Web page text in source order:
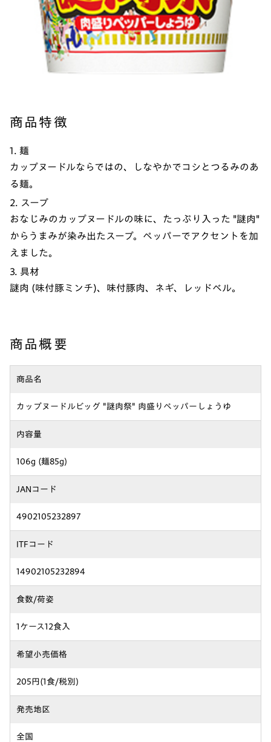
商品特徴
1. 麺
カップヌードルならではの、しなやかでコシとつるみのあ
る麺。
2. スープ
おなじみのカップヌードルの味に、たっぷり入った "謎肉"
からうまみが染み出たスープ。ペッパーでアクセントを加
えました。
3. 具材
謎肉 (味付豚ミンチ)、味付豚肉、ネギ、レッドベル。
商品概要
商品名
カップヌードルビッグ "謎肉祭" 肉盛りペッパーしょうゆ
内容量
106g (麺85g)
JANコード
4902105232897
ITFコード
14902105232894
食数/荷姿
1ケース12食入
希望小売価格
205円(1食/税別)
発売地区
全国